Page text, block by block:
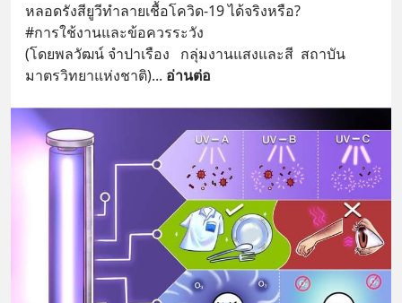
หลอดรังสียูวีทำลายเชื้อโควิด-19 ได้จริงหรือ?
#การใช้งานและข้อควรระวัง
(โดยพลวัฒน์ จำปาเรือง   กลุ่มงานแสงและสี  สถาบัน
มาตรวิทยาแห่งชาติ)... อ่านต่อ